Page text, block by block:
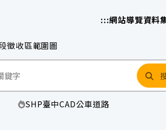
:::網站導覽資料
徵收區範圍圖
SHP臺中CAD公車道路